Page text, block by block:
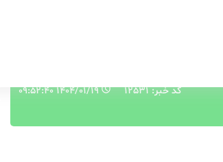
کد خبر: 12531 ۱۴۰۴/۰۱/۱۹ ۰۹:۵۲:۴۰